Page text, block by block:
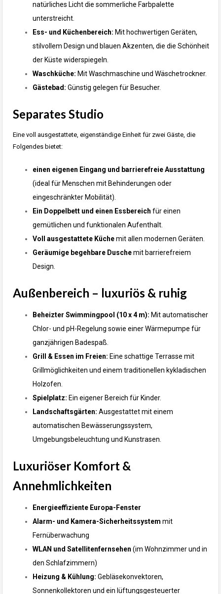
natürliches Licht die sommerliche Farbpalette
unterstreicht.
Ess- und Küchenbereich: Mit hochwertigen Geräten,
stilvollem Design und blauen Akzenten, die die Schönheit
der Küste widerspiegeln.
Waschküche: Mit Waschmaschine und Wäschetrockner.
Gästebad: Günstig gelegen für Besucher.
Separates Studio
Eine voll ausgestattete, eigenständige Einheit für zwei Gäste, die
Folgendes bietet:
einen eigenen Eingang und barrierefreie Ausstattung
(ideal für Menschen mit Behinderungen oder
eingeschränkter Mobilität).
Ein Doppelbett und einen Essbereich für einen
gemütlichen und funktionalen Aufenthalt.
Voll ausgestattete Küchemit allen modernen Geräten.
Geräumige begehbare Duschemit barrierefreiem
Design.
Außenbereich – luxuriös & ruhig
Beheizter Swimmingpool (10 x 4 m): Mit automatischer
Chlor- und pH-Regelung sowie einer Wärmepumpe für
ganzjährigen Badespaß.
Grill & Essen im Freien: Eine schattige Terrasse mit
Grillmöglichkeiten und einem traditionellen kykladischen
Holzofen.
Spielplatz: Ein eigener Bereich für Kinder.
Landschaftsgärten: Ausgestattet mit einem
automatischen Bewässerungssystem,
Umgebungsbeleuchtung und Kunstrasen.
Luxuriöser Komfort &
Annehmlichkeiten
Energieeffiziente Europa-Fenster
Alarm- und Kamera-Sicherheitssystem mit
Fernüberwachung
WLAN und Satellitenfernsehen (im Wohnzimmer und in
den Schlafzimmern)
Heizung & Kühlung: Gebläsekonvektoren,
Sonnenkollektoren und ein lüftungsgesteuerter